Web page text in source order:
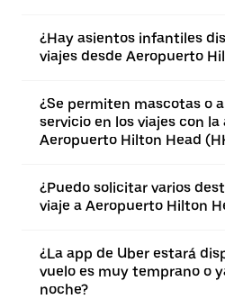
¿Hay asientos infantiles
viajes desde Aeropuerto
¿Se permiten mascotas o
servicio en los viajes con la
Aeropuerto Hilton Head
¿Puedo solicitar varios
viaje a Aeropuerto Hilton
¿La app de Uber estará
vuelo es muy temprano o
noche?